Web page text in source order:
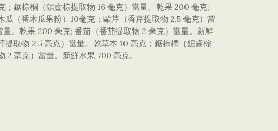
鋸棕櫚（鋸齒棕提取物 16 毫克）當量。乾果 200 毫克;
（番木瓜果粉）10毫克；歐芹（香芹提取物 2.5 毫克）當
。乾果 200 毫克; 番茄（番茄提取物 2 毫克）當量。新鮮
取物 2.5 毫克）當量。乾草本 10 毫克；鋸棕櫚（鋸齒棕
毫克）當量。新鮮水果 700 毫克。